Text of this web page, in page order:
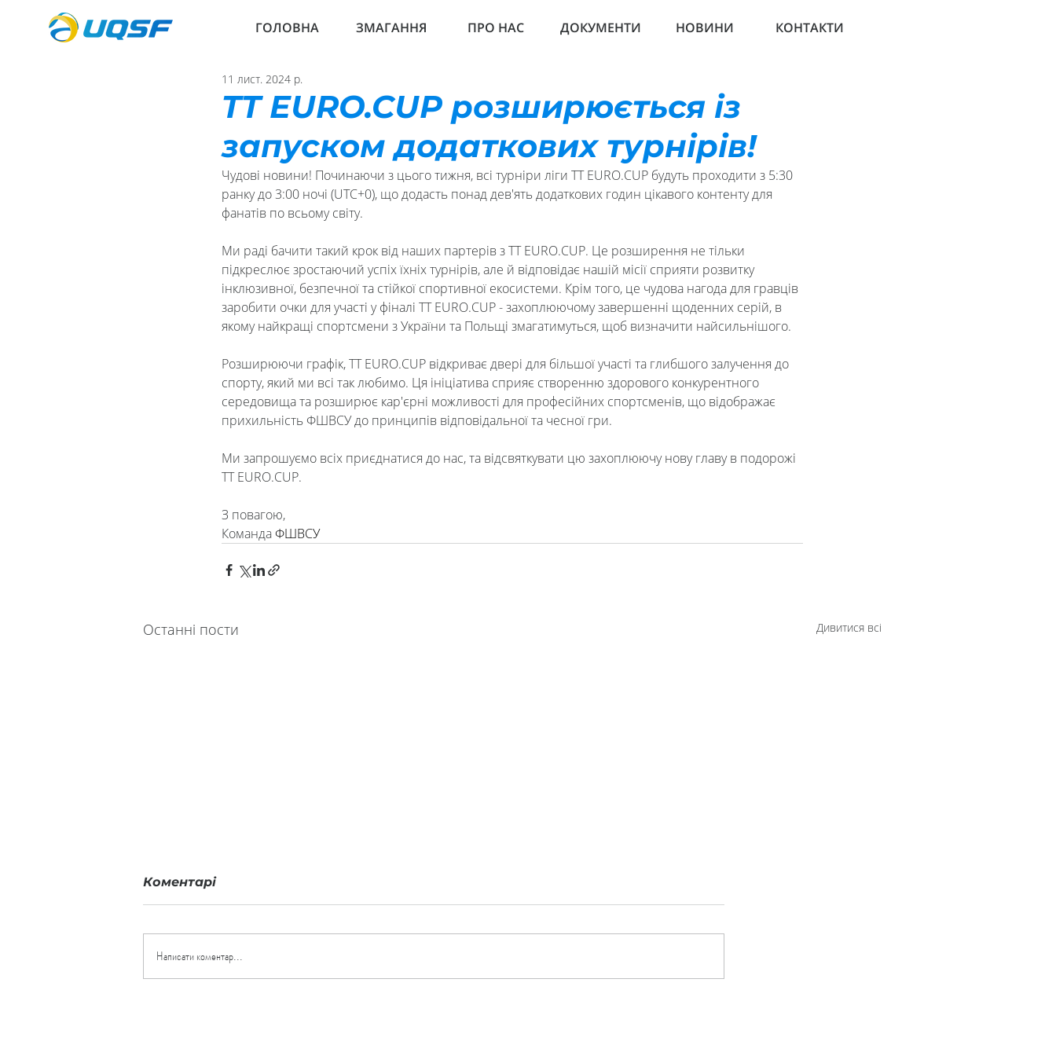
ГОЛОВНА ЗМАГАННЯ ПРО НАС ДОКУМЕНТИ НОВИНИ КОНТАКТИ
TT EURO.CUP розширюється із
запуском додаткових турнірів!
11 лист. 2024 р.
Чудові новини! Починаючи з цього тижня, всі турніри ліги TT EURO.CUP будуть проходити з 5:30
ранку до 3:00 ночі (UTC+0), що додасть понад дев'ять додаткових годин цікавого контенту для
фанатів по всьому світу.
Ми раді бачити такий крок від наших партерів з TT EURO.CUP. Це розширення не тільки
підкреслює зростаючий успіх їхніх турнірів, але й відповідає нашій місії сприяти розвитку
інклюзивної, безпечної та стійкої спортивної екосистеми. Крім того, це чудова нагода для гравців
заробити очки для участі у фіналі TT EURO.CUP - захоплюючому завершенні щоденних серій, в
якому найкращі спортсмени з України та Польщі змагатимуться, щоб визначити найсильнішого.
Розширюючи графік, TT EURO.CUP відкриває двері для більшої участі та глибшого залучення до
спорту, який ми всі так любимо. Ця ініціатива сприяє створенню здорового конкурентного
середовища та розширює кар'єрні можливості для професійних спортсменів, що відображає
прихильність ФШВСУ до принципів відповідальної та чесної гри.
Ми запрошуємо всіх приєднатися до нас, та відсвяткувати цю захоплюючу нову главу в подорожі
TT EURO.CUP.
З повагою,
Команда ФШВСУ
Останні пости Дивитися всі
Коментарі
Написати коментар...